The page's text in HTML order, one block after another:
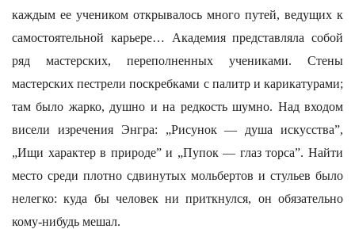
каждым ее учеником открывалось много путей, ведущих к
самостоятельной карьере… Академия представляла собой
ряд мастерских, переполненных учениками. Стены
мастерских пестрели поскребками с палитр и карикатурами;
там было жарко, душно и на редкость шумно. Над входом
висели изречения Энгра: „Рисунок — душа искусства”,
„Ищи характер в природе” и „Пупок — глаз торса”. Найти
место среди плотно сдвинутых мольбертов и стульев было
нелегко: куда бы человек ни приткнулся, он обязательно
кому-нибудь мешал.